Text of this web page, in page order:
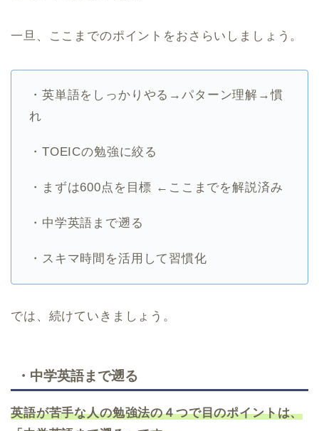
一旦、ここまでのポイントをおさらいしましょう。
・英単語をしっかりやる→パターン理解→慣
れ
・TOEICの勉強に絞る
・まずは600点を目標 ←ここまでを解説済み
・中学英語まで遡る
・スキマ時間を活用して習慣化
では、続けていきましょう。
・中学英語まで遡る
英語が苦手な人の勉強法の４つで目のポイントは、